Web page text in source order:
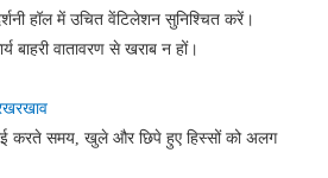
हॉल में उचित वेंटिलेशन सुनिश्चित करें।
बाहरी वातावरण से खराब न हों।
करते समय, खुले और छिपे हुए हिस्सों को अलग